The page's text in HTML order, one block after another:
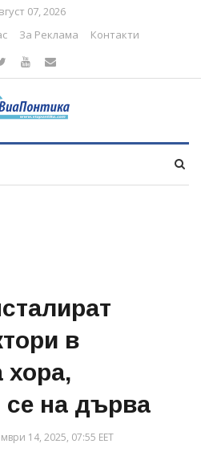
07, 2026
За Реклама Контакти
в
хора,
на дърва
14, 2025, 07:55 EET